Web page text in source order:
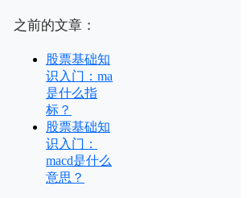
之前的文章：
股票基础知
识入门：ma
是什么指
标？
股票基础知
识入门：
macd是什么
意思？